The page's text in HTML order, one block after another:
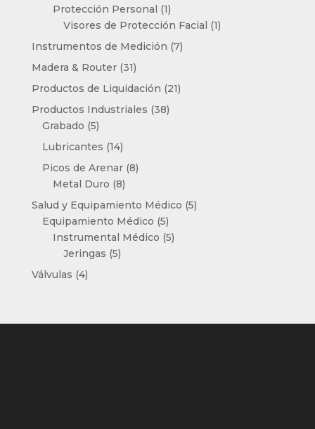
producto
Protección Personal 11
producto
Visores de Protección Facial 11
Instrumentos de Medición 77
Madera & Router 3131
productos
Productos de Liquidación 2121
Productos Industriales 3838
Grabado 55
productos
Lubricantes 1414
productos
Picos de Arenar 88
Metal Duro 88
productos
Salud y Equipamiento Médico 55
Equipamiento Médico 55
productos
Instrumental Médico 55
Jeringas 55
Válvulas 44